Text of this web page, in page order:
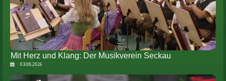
Mit Herz und Klang: Der Musikverein Seckau
03.08.2026